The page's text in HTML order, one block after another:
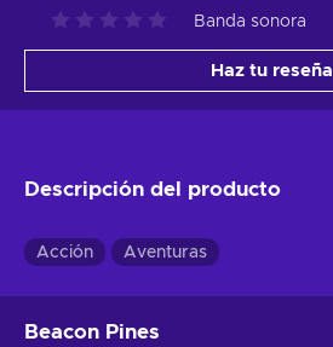
Banda sonora
Haz tu reseña
Descripción del producto
Acción Aventuras
Beacon Pines